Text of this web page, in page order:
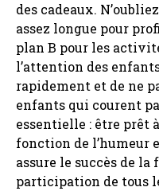
des cadeaux.
assez longue pour
plan B pour les
l’attention des
rapidement et de ne
enfants qui courent
essentielle : être prêt
fonction de l’humeur
assure le succès de la
participation de tous